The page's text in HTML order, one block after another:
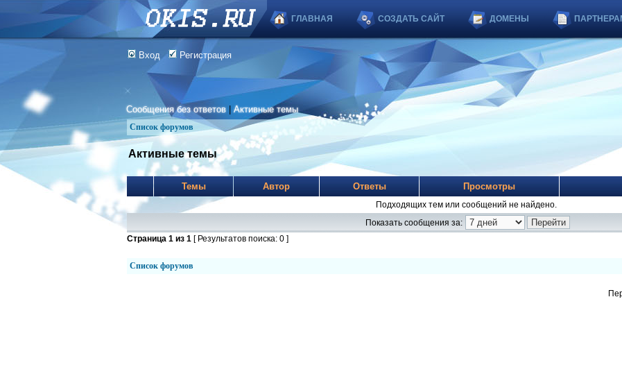
ГЛАВНАЯ СОЗДАТЬ САЙТ ДОМЕНЫ
Вход Регистрация
Сообщения без ответов |Активные темы
Список форумов
Активные темы
Темы Автор Ответы Просмотры
Подходящих тем или сообщений не найдено.
Показать сообщения за:
Страница 1 из 1 [ Результатов поиска: 0 ]
Список форумов